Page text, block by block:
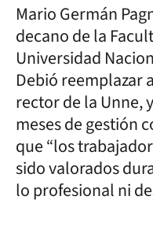
Mario Germán
decano de la
Universidad
Debió reemplazar
rector de la Unne,
meses de gestión
que “los
sido valorados
lo profesional ni